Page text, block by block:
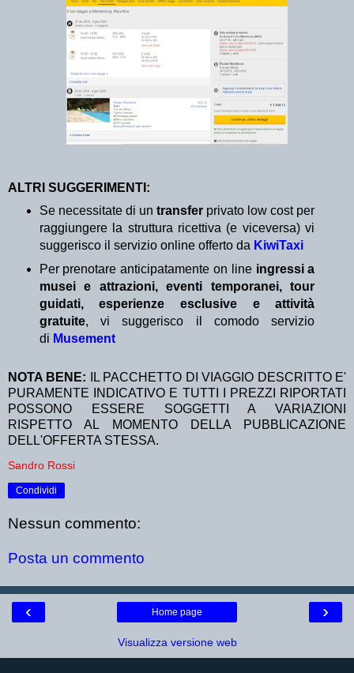
ALTRI SUGGERIMENTI:
Se necessitate di un transfer privato low cost per
raggiungere la struttura ricettiva (e viceversa) vi
suggerisco il servizio online offerto da KiwiTaxi
Per prenotare anticipatamente on line ingressi a
musei e attrazioni, eventi temporanei, tour
guidati, esperienze esclusive e attività
gratuite, vi suggerisco il comodo servizio
di Musement
NOTA BENE:
IL PACCHETTO DI VIAGGIO DESCRITTO E'
PURAMENTE INDICATIVO E TUTTI I PREZZI RIPORTATI
POSSONO ESSERE SOGGETTI A VARIAZIONI
RISPETTO AL MOMENTO DELLA PUBBLICAZIONE
DELL'OFFERTA STESSA.
Sandro Rossi
Condividi
Nessun commento:
Posta un commento
‹ ›
Home page
Visualizza versione web